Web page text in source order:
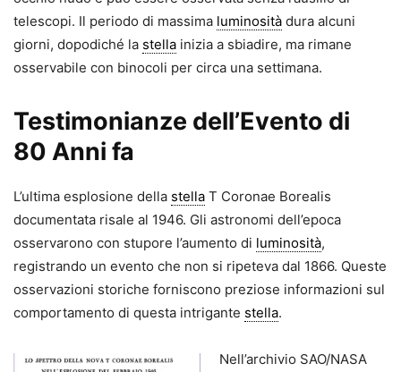
telescopi. Il periodo di massima luminosità dura alcuni
giorni, dopodiché la stella inizia a sbiadire, ma rimane
osservabile con binocoli per circa una settimana.
Testimonianze dell’Evento di
80 Anni fa
L’ultima esplosione della stella T Coronae Borealis
documentata risale al 1946. Gli astronomi dell’epoca
osservarono con stupore l’aumento di luminosità,
registrando un evento che non si ripeteva dal 1866. Queste
osservazioni storiche forniscono preziose informazioni sul
comportamento di questa intrigante stella.
Nell’archivio SAO/NASA